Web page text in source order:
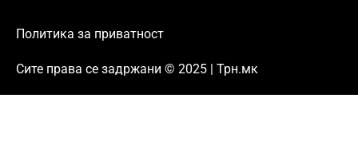
Политика за приватност
Сите права се задржани © 2025 | Трн.мк